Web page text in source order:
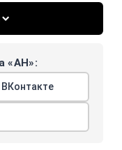
«АН»:
ВКонтакте